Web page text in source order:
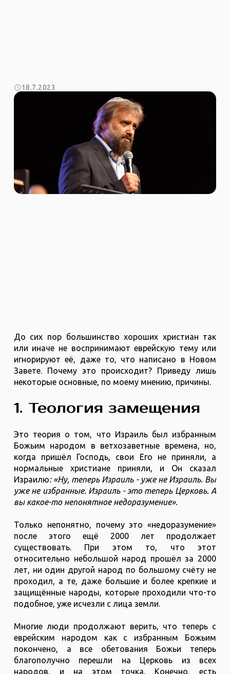
18.7.2023
До сих пор большинство хороших христиан так
или иначе не воспринимают еврейскую тему или
игнорируют её, даже то, что написано в Новом
Завете. Почему это происходит? Приведу лишь
некоторые основные, по моему мнению, причины.
1. Теология замещения
Это теория о том, что Израиль был избранным
Божьим народом в ветхозаветные времена, но,
когда пришёл Господь, свои Его не приняли, а
нормальные христиане приняли, и Он сказал
Израилю: «Ну, теперь Израиль - уже не Израиль. Вы
уже не избранные. Израиль - это теперь Церковь. А
вы какое-то непонятное недоразумение».
Только непонятно, почему это «недоразумение»
после этого ещё 2000 лет продолжает
существовать. При этом то, что этот
относительно небольшой народ прошёл за 2000
лет, ни один другой народ по большому счёту не
проходил, а те, даже большие и более крепкие и
защищённые народы, которые проходили что-то
подобное, уже исчезли с лица земли.
Многие люди продолжают верить, что теперь с
еврейским народом как с избранным Божьим
покончено, а все обетования Божьи теперь
благополучно перешли на Церковь из всех
народов, и на этом точка. Конечно, есть